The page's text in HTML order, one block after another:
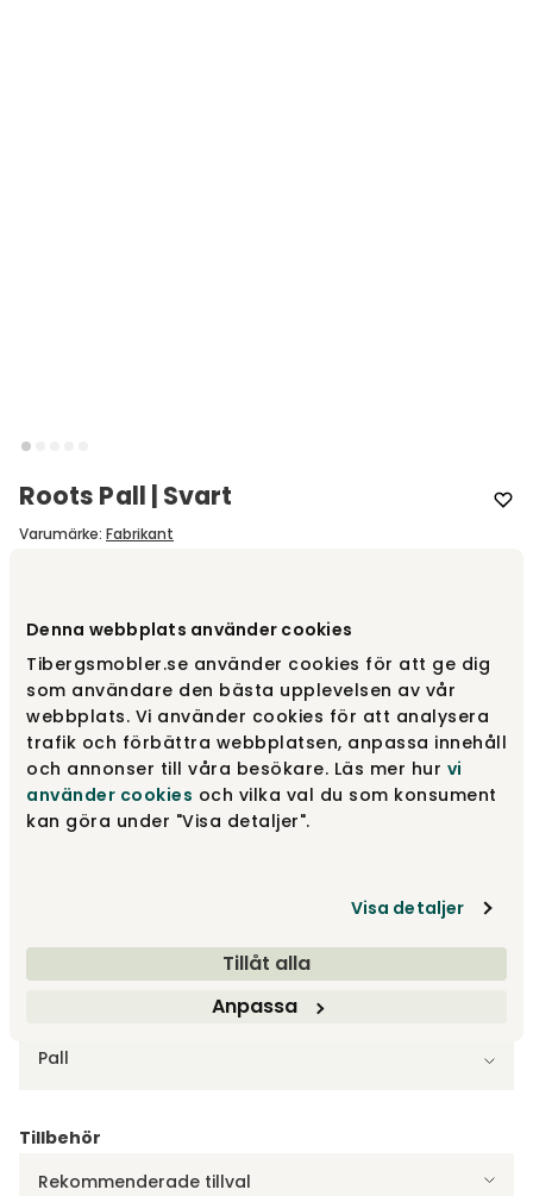
Denna webbplats använder cookies
Tibergsmobler.se använder cookies för att ge dig
som användare den bästa upplevelsen av vår
webbplats. Vi använder cookies för att analysera
trafik och förbättra webbplatsen, anpassa innehåll
och annonser till våra besökare. Läs mer hur vi
använder cookies och vilka val du som konsument
kan göra under "Visa detaljer".
Visa detaljer
Tillåt alla
Anpassa
Roots Pall | Svart
Varumärke: Fabrikant
Stålsits | Svart 11 130 kr
Stålsits | Vit
Pall
Tillbehör
Rekommenderade tillval